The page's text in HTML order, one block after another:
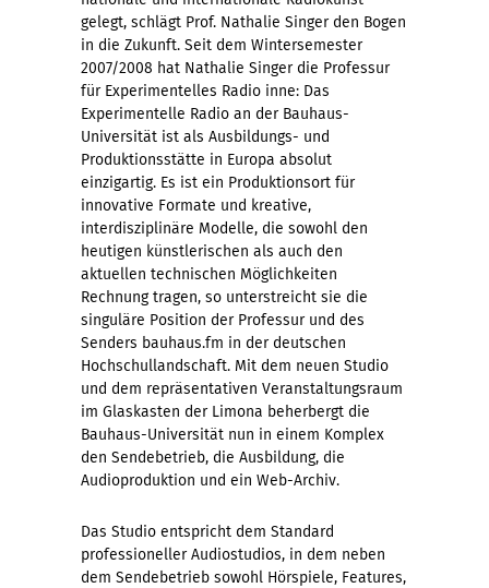
gelegt, schlägt Prof. Nathalie Singer den Bogen
in die Zukunft. Seit dem Wintersemester
2007/2008 hat Nathalie Singer die Professur
für Experimentelles Radio inne: Das
Experimentelle Radio an der Bauhaus-
Universität ist als Ausbildungs- und
Produktionsstätte in Europa absolut
einzigartig. Es ist ein Produktionsort für
innovative Formate und kreative,
interdisziplinäre Modelle, die sowohl den
heutigen künstlerischen als auch den
aktuellen technischen Möglichkeiten
Rechnung tragen, so unterstreicht sie die
singuläre Position der Professur und des
Senders bauhaus.fm in der deutschen
Hochschullandschaft. Mit dem neuen Studio
und dem repräsentativen Veranstaltungsraum
im Glaskasten der Limona beherbergt die
Bauhaus-Universität nun in einem Komplex
den Sendebetrieb, die Ausbildung, die
Audioproduktion und ein Web-Archiv.
Das Studio entspricht dem Standard
professioneller Audiostudios, in dem neben
dem Sendebetrieb sowohl Hörspiele, Features,